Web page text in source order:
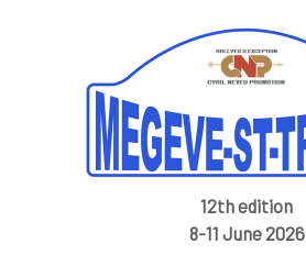
12th edition
8-11 June 2026